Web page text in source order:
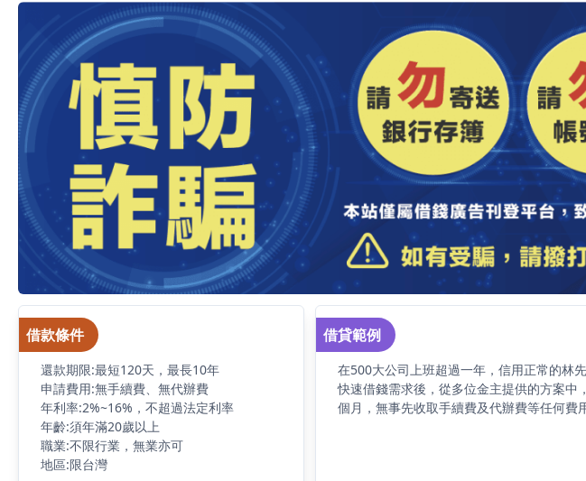
借款條件
還款期限:最短120天，最長10年
申請費用:無手續費、無代辦費
年利率:2%~16%，不超過法定利率
年齡:須年滿20歲以上
職業:不限行業，無業亦可
地區:限台灣
借貸範例
在500大公司上班超過一年，信用正常的林
快速借錢需求後，從多位金主提供的方案
個月，無事先收取手續費及代辦費等任何費